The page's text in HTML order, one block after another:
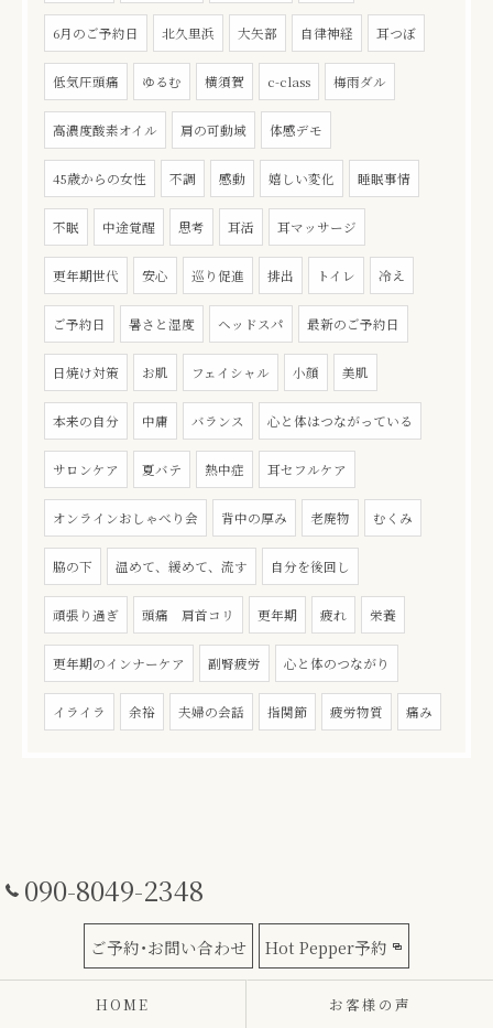
6月のご予約日 北久里浜 大矢部 自律神経 耳つぼ
低気圧頭痛 ゆるむ 横須賀 c-class 梅雨ダル
高濃度酸素オイル 肩の可動域 体感デモ
45歳からの女性 不調 感動 嬉しい変化 睡眠事情
不眠 中途覚醒 思考 耳活 耳マッサージ
更年期世代 安心 巡り促進 排出 トイレ 冷え
ご予約日 暑さと湿度 ヘッドスパ 最新のご予約日
日焼け対策 お肌 フェイシャル 小顔 美肌
本来の自分 中庸 バランス 心と体はつながっている
サロンケア 夏バテ 熱中症 耳セフルケア
オンラインおしゃべり会 背中の厚み 老廃物 むくみ
脇の下 温めて、緩めて、流す 自分を後回し
頑張り過ぎ 頭痛 肩首コリ 更年期 疲れ 栄養
更年期のインナーケア 副腎疲労 心と体のつながり
イライラ 余裕 夫婦の会話 指関節 疲労物質 痛み
090-8049-2348
ご予約･お問い合わせ Hot Pepper予約
HOME お客様の声